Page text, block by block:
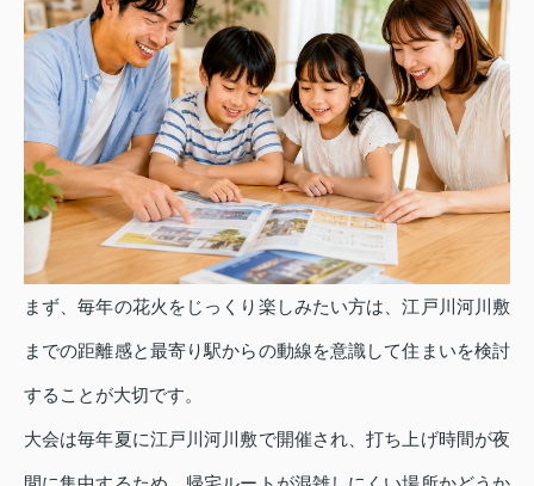
まず、毎年の花火をじっくり楽しみたい方は、江戸川河川敷
までの距離感と最寄り駅からの動線を意識して住まいを検討
することが大切です。
大会は毎年夏に江戸川河川敷で開催され、打ち上げ時間が夜